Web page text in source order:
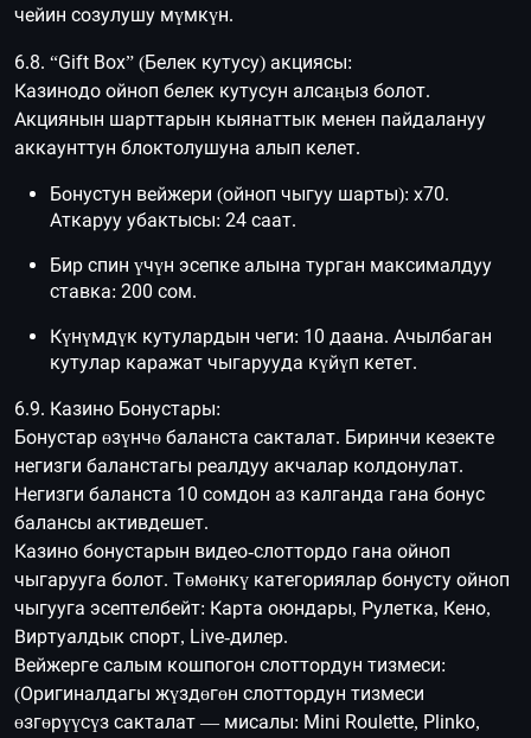
чейин созулушу мүмкүн.
6.8. “Gift Box” (Белек кутусу) акциясы:
Казинодо ойноп белек кутусун алсаңыз болот.
Акциянын шарттарын кыянаттык менен пайдалануу
аккаунттун блоктолушуна алып келет.
Бонустун вейжери (ойноп чыгуу шарты): х70.
Аткаруу убактысы: 24 саат.
Бир спин үчүн эсепке алына турган максималдуу
ставка: 200 сом.
Күнүмдүк кутулардын чеги: 10 даана. Ачылбаган
кутулар каражат чыгарууда күйүп кетет.
6.9. Казино Бонустары:
Бонустар өзүнчө баланста сакталат. Биринчи кезекте
негизги баланстагы реалдуу акчалар колдонулат.
Негизги баланста 10 сомдон аз калганда гана бонус
балансы активдешет.
Казино бонустарын видео-слоттордо гана ойноп
чыгарууга болот. Төмөнкү категориялар бонусту ойноп
чыгууга эсептелбейт: Карта оюндары, Рулетка, Кено,
Виртуалдык спорт, Live-дилер.
Вейжерге салым кошпогон слоттордун тизмеси:
(Оригиналдагы жүздөгөн слоттордун тизмеси
өзгөрүүсүз сакталат — мисалы: Mini Roulette, Plinko,